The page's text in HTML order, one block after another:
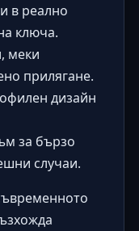
в реално
ключа.
меки
прилягане.
дизайн
за бързо
случаи.